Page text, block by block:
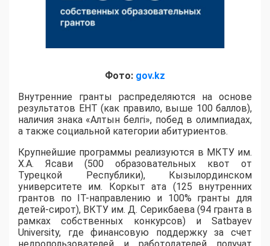
Фото: gov.kz
Внутренние гранты распределяются на основе
результатов ЕНТ (как правило, выше 100 баллов),
наличия знака «Алтын белгі», побед в олимпиадах,
а также социальной категории абитуриентов.
​Крупнейшие программы реализуются в МКТУ им.
Х.А. Ясави (500 образовательных квот от
Турецкой Республики), Кызылординском
университете им. Коркыт ата (125 внутренних
грантов по IT-направлению и 100% гранты для
детей-сирот), ВКТУ им. Д. Серикбаева (94 гранта в
рамках собственных конкурсов) и Satbayev
University, где финансовую поддержку за счет